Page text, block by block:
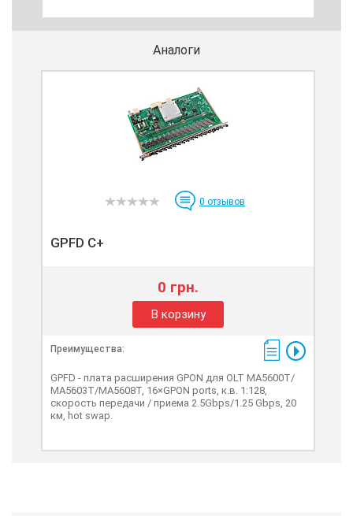
Аналоги
0 отзывов
GPFD С+
0 грн.
В корзину
Преимущества:
GPFD - плата расширения GPON для OLT МА5600Т/
МА5603Т/МА5608Т, 16×GPON ports, к.в. 1:128,
скорость передачи / приема 2.5Gbps/1.25 Gbps, 20
км, hot swap.